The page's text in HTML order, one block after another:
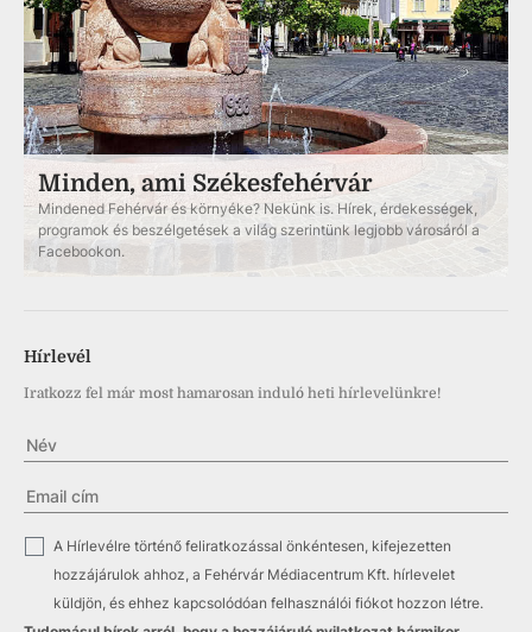
Minden, ami Székesfehérvár
Mindened Fehérvár és környéke? Nekünk is. Hírek, érdekességek,
programok és beszélgetések a világ szerintünk legjobb városáról a
Facebookon.
Hírlevél
Iratkozz fel már most hamarosan induló heti hírlevelünkre!
✓
A Hírlevélre történő feliratkozással önkéntesen, kifejezetten
hozzájárulok ahhoz, a Fehérvár Médiacentrum Kft. hírlevelet
küldjön, és ehhez kapcsolódóan felhasználói fiókot hozzon létre.